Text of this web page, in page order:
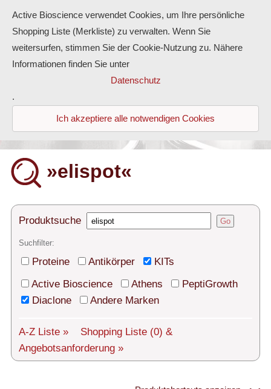
Antikörper
ELISA-Kits
Diaclone Produkte
Home
Produkte
Kontakt
Versand
Über uns
Service
»elispot«
Produktsuche Go
Suchfilter:
Proteine Antikörper
KITs
Active Bioscience
Athens
PeptiGrowth
Diaclone
Andere Marken
A-Z Liste » Shopping Liste (0) &
Angebotsanforderung »
Active Bioscience verwendet Cookies, um Ihre persönliche
Shopping Liste (Merkliste) zu verwalten. Wenn Sie
weitersurfen, stimmen Sie der Cookie-Nutzung zu. Nähere
Informationen finden Sie unter
Datenschutz
.
Ich akzeptiere alle notwendigen Cookies